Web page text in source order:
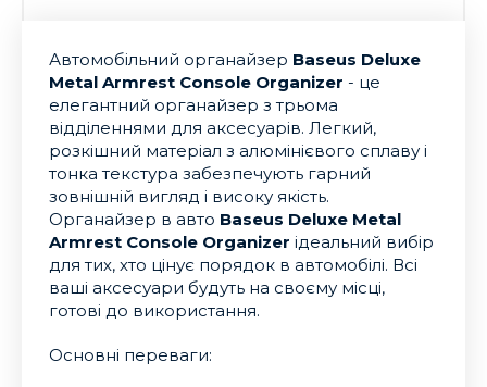
Автомобільний органайзер Baseus Deluxe
Metal Armrest Console Organizer - це
елегантний органайзер з трьома
відділеннями для аксесуарів. Легкий,
розкішний матеріал з алюмінієвого сплаву і
тонка текстура забезпечують гарний
зовнішній вигляд і високу якість.
Органайзер в авто Baseus Deluxe Metal
Armrest Console Organizer ідеальний вибір
для тих, хто цінує порядок в автомобілі. Всі
ваші аксесуари будуть на своєму місці,
готові до використання.
Основні переваги: